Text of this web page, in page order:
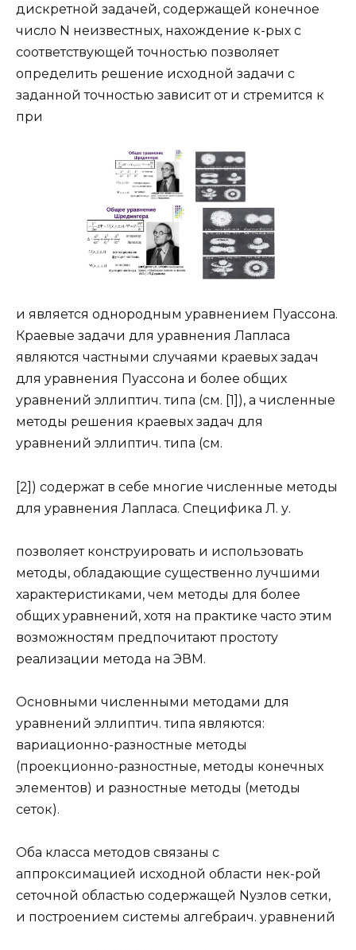
дискретной задачей, содержащей конечное
число N неизвестных, нахождение к-рых с
соответствующей точностью позволяет
определить решение исходной задачи с
заданной точностью зависит от и стремится к
при
и является однородным уравнением Пуассона.
Краевые задачи для уравнения Лапласа
являются частными случаями краевых задач
для уравнения Пуассона и более общих
уравнений эллиптич. типа (см. [1]), а численные
методы решения краевых задач для
уравнений эллиптич. типа (см.
[2]) содержат в себе многие численные методы
для уравнения Лапласа. Специфика Л. у.
позволяет конструировать и использовать
методы, обладающие существенно лучшими
характеристиками, чем методы для более
общих уравнений, хотя на практике часто этим
возможностям предпочитают простоту
реализации метода на ЭВМ.
Основными численными методами для
уравнений эллиптич. типа являются:
вариационно-разностные методы
(проекционно-разностные, методы конечных
элементов) и разностные методы (методы
сеток).
Оба класса методов связаны с
аппроксимацией исходной области нек-рой
сеточной областью содержащей Nузлов сетки,
и построением системы алгебраич. уравнений